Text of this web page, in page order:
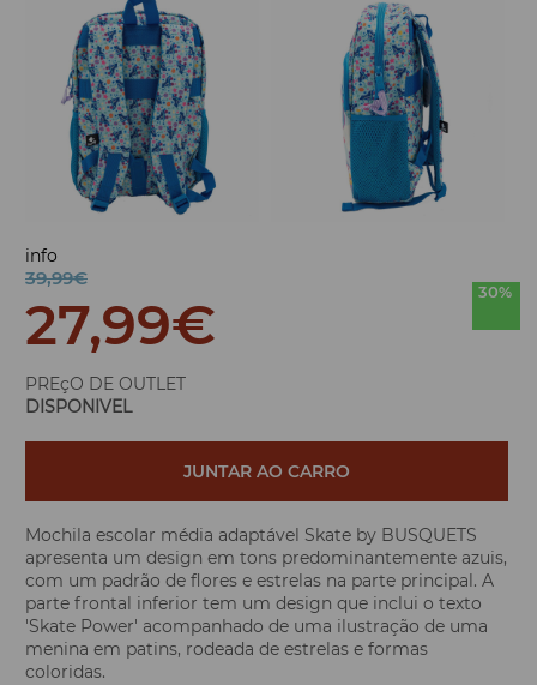
info
39,99€
30%
27,99€
PREçO DE OUTLET
DISPONIVEL
JUNTAR AO CARRO
Mochila escolar média adaptável Skate by BUSQUETS
apresenta um design em tons predominantemente azuis,
com um padrão de flores e estrelas na parte principal. A
parte frontal inferior tem um design que inclui o texto
'Skate Power' acompanhado de uma ilustração de uma
menina em patins, rodeada de estrelas e formas
coloridas.